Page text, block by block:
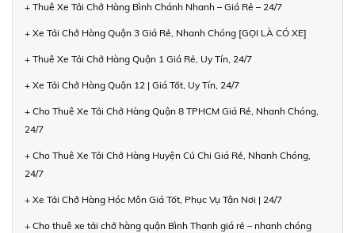
+ Thuê Xe Tải Chở Hàng Bình Chánh Nhanh – Giá Rẻ – 24/7
+ Xe Tải Chở Hàng Quận 3 Giá Rẻ, Nhanh Chóng [GỌI LÀ CÓ XE]
+ Thuê Xe Tải Chở Hàng Quận 1 Giá Rẻ, Uy Tín, 24/7
+ Xe Tải Chở Hàng Quận 12 | Giá Tốt, Uy Tín, 24/7
+ Cho Thuê Xe Tải Chở Hàng Quận 8 TPHCM Giá Rẻ, Nhanh Chóng,
24/7
+ Cho Thuê Xe Tải Chở Hàng Huyện Củ Chi Giá Rẻ, Nhanh Chóng,
24/7
+ Xe Tải Chở Hàng Hóc Môn Giá Tốt, Phục Vụ Tận Nơi | 24/7
+ Cho thuê xe tải chở hàng quận Bình Thạnh giá rẻ – nhanh chóng